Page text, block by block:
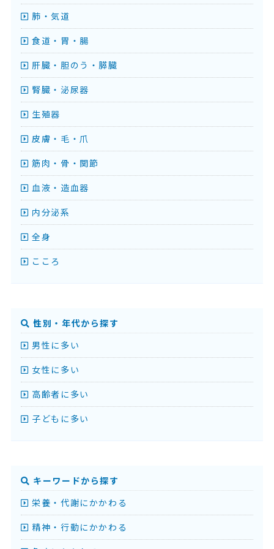
肺・気道
食道・胃・腸
肝臓・胆のう・膵臓
腎臓・泌尿器
生殖器
皮膚・毛・爪
筋肉・骨・関節
血液・造血器
内分泌系
全身
こころ
性別・年代から探す
男性に多い
女性に多い
高齢者に多い
子どもに多い
キーワードから探す
栄養・代謝にかかわる
精神・行動にかかわる